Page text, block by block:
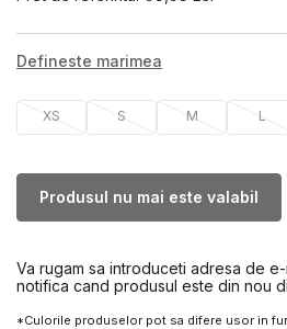
Defineste marimea
XS S M L
Produsul nu mai este valabil
Va rugam sa introduceti adresa de
notifica cand produsul este din nou
*Culorile produselor pot sa difere usor in